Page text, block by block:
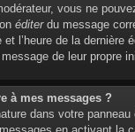
vous ne
éditerdu message
et l’heure de la
de leur propre
à mes messages ?
dans votre